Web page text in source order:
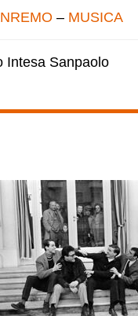
– MUSICA
Intesa Sanpaolo